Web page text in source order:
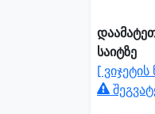
საიტზე
[ ვიჯეტის